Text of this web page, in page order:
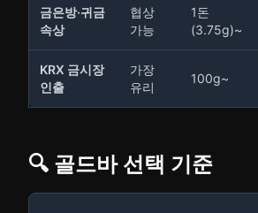
금은방·귀금
속상
협상
가능
1돈
(3.75g)~
KRX 금시장
인출
가장
유리
100g~
🔍 골드바 선택 기준